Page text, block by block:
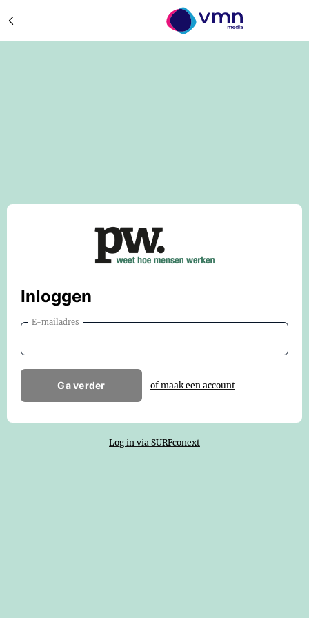
Inloggen
E-mailadres
Ga verder of maak een account
Log in via SURFconext